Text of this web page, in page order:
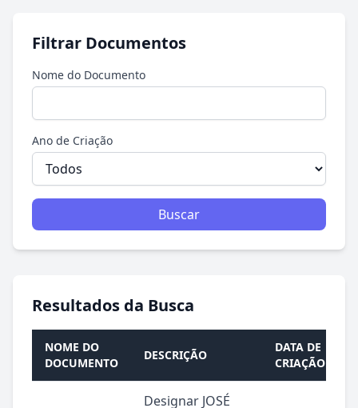
Filtrar Documentos
Nome do Documento
Ano de Criação
Buscar
Resultados da Busca
NOME DO
DOCUMENTO
DESCRIÇÃO
DATA DE
CRIAÇÃO
Designar JOSÉ